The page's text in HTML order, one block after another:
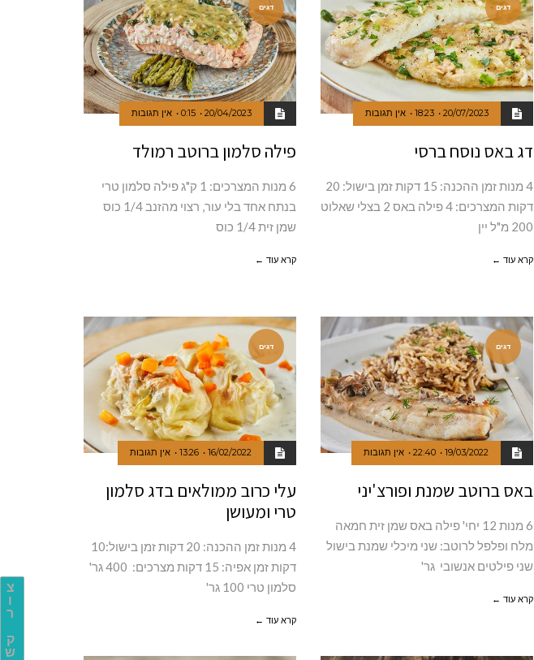
צ
ו
ר
ק
ש
דגים
20/07/2023
18:23 אין תגובות
דג באס נוסח ברסי
4 מנות זמן ההכנה: 15 דקות זמן בישול: 20
דקות המצרכים: 4 פילה באס 2 בצלי שאלוט
200 מ"ל יין
קרא עוד ←
דגים
20/04/2023
0:15 אין תגובות
פילה סלמון ברוטב רמולד
6 מנות המצרכים: 1 ק"ג פילה סלמון טרי
בנתח אחד בלי עור, רצוי מהזנב 1/4 כוס
שמן זית 1/4 כוס
קרא עוד ←
דגים
19/03/2022
22:40 אין תגובות
באס ברוטב שמנת ופורצ'יני
6 מנות 12 יחי' פילה באס שמן זית חמאה
מלח ופלפל לרוטב: שני מיכלי שמנת בישול
שני פילטים אנשובי גר'
קרא עוד ←
דגים
16/02/2022
13:26 אין תגובות
עלי כרוב ממולאים בדג סלמון
טרי ומעושן
4 מנות זמן ההכנה: 20 דקות זמן בישול:10
דקות זמן אפיה: 15 דקות מצרכים: 400 גר'
סלמון טרי 100 גר'
קרא עוד ←